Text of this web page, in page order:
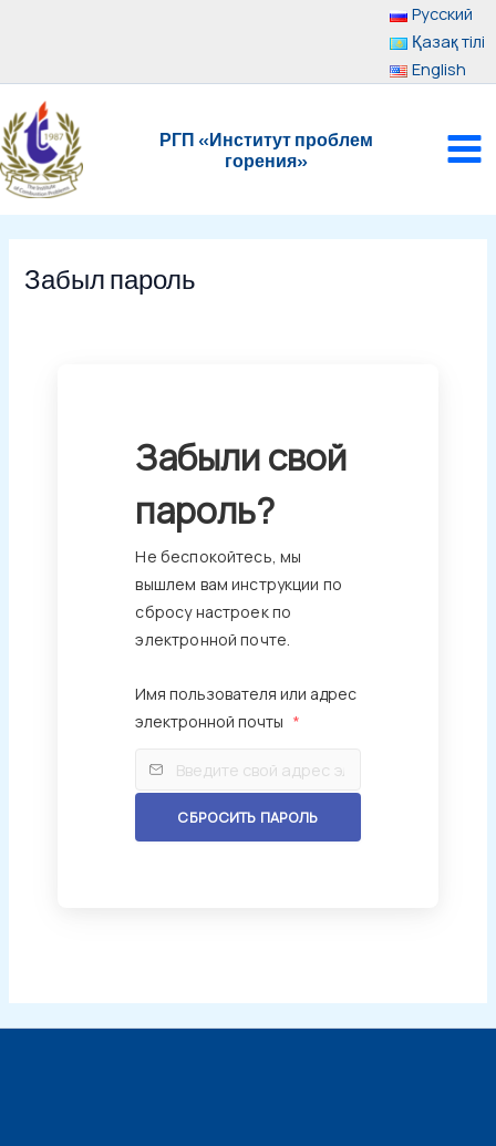
Русский
Қазақ тілі
English
РГП «Институт проблем
горения»
Забыл пароль
Забыли свой
пароль?
Не беспокойтесь, мы
вышлем вам инструкции по
сбросу настроек по
электронной почте.
Имя пользователя или адрес
электронной почты *